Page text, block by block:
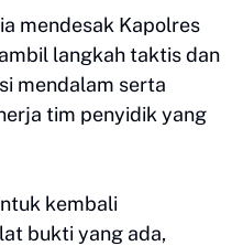
mendesak Kapolres
langkah taktis dan
mendalam serta
tim penyidik yang
kembali
bukti yang ada,